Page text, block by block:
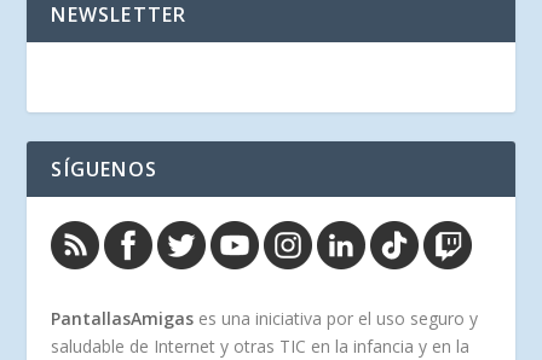
NEWSLETTER
SÍGUENOS
PantallasAmigas es una iniciativa por el uso seguro y
saludable de Internet y otras TIC en la infancia y en la